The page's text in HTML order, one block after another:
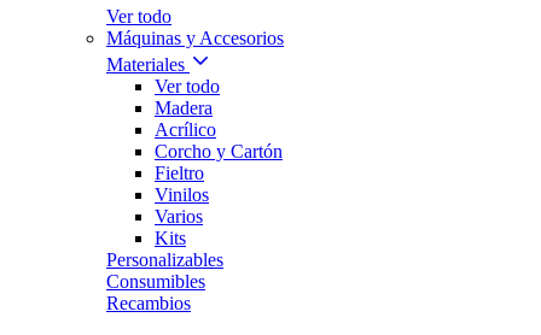
Ver todo
Máquinas y Accesorios
Materiales
Ver todo
Madera
Acrílico
Corcho y Cartón
Fieltro
Vinilos
Varios
Kits
Personalizables
Consumibles
Recambios